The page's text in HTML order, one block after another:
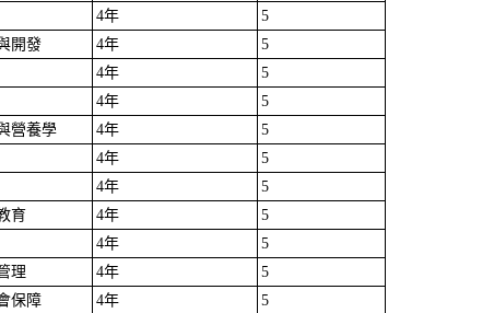
4年
5
開發
4年
5
4年
5
4年
5
營養學
4年
5
4年
5
4年
5
育
4年
5
4年
5
理
4年
5
保障
4年 5